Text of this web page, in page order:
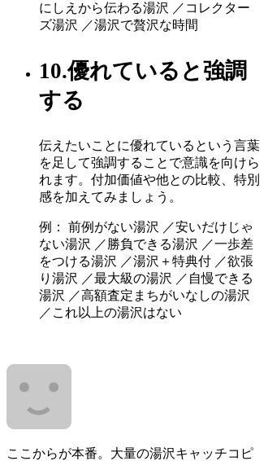
にしえから伝わる湯沢 ／コレクター
ズ湯沢 ／湯沢で贅沢な時間
10.優れていると強調
する
伝えたいことに優れているという言葉
を足して強調することで意識を向けら
れます。付加価値や他との比較、特別
感を加えてみましょう。
例： 前例がない湯沢 ／安いだけじゃ
ない湯沢 ／勝負できる湯沢 ／一歩差
をつける湯沢 ／湯沢＋特典付 ／欲張
り湯沢 ／最大級の湯沢 ／自慢できる
湯沢 ／高額査定まちがいなしの湯沢
／これ以上の湯沢はない
ここからが本番。大量の湯沢キャッチコピ